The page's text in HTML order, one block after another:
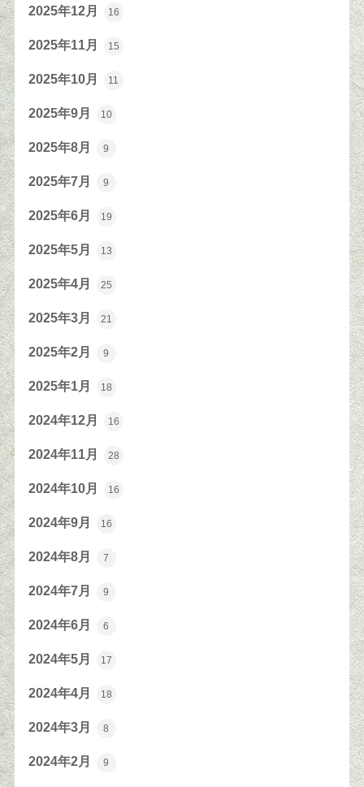
2025年12月 16
2025年11月 15
2025年10月 11
2025年9月 10
2025年8月 9
2025年7月 9
2025年6月 19
2025年5月 13
2025年4月 25
2025年3月 21
2025年2月 9
2025年1月 18
2024年12月 16
2024年11月 28
2024年10月 16
2024年9月 16
2024年8月 7
2024年7月 9
2024年6月 6
2024年5月 17
2024年4月 18
2024年3月 8
2024年2月 9